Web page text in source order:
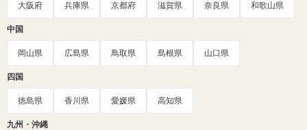
大阪府 兵庫県 京都府 滋賀県 奈良県 和歌山県
中国
岡山県 広島県 鳥取県 島根県 山口県
四国
徳島県 香川県 愛媛県 高知県
九州・沖縄